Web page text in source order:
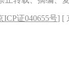
ICP证040655号] [